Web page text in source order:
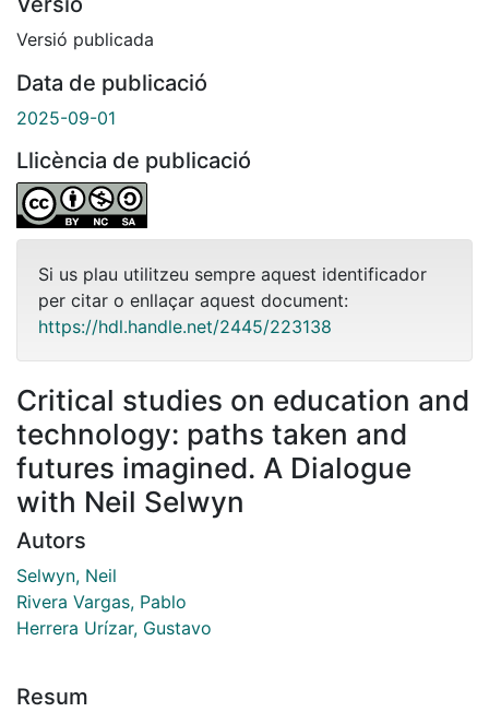
Versió publicada
Data de publicació
2025-09-01
Llicència de publicació
Si us plau utilitzeu sempre aquest identificador
per citar o enllaçar aquest document:
https://hdl.handle.net/2445/223138
Critical studies on education and
technology: paths taken and
futures imagined. A Dialogue
with Neil Selwyn
Autors
Selwyn, Neil
Rivera Vargas, Pablo
Herrera Urízar, Gustavo
Resum